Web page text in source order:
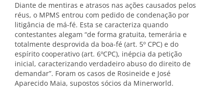
Diante de mentiras e atrasos nas ações causados pelos
réus, o MPMS entrou com pedido de condenação por
litigância de má-fé. Esta se caracteriza quando
contestantes alegam “de forma gratuita, temerária e
totalmente desprovida da boa-fé (art. 5º CPC) e do
espírito cooperativo (art. 6ºCPC), inépcia da petição
inicial, caracterizando verdadeiro abuso do direito de
demandar”. Foram os casos de Rosineide e José
Aparecido Maia, supostos sócios da Minerworld.